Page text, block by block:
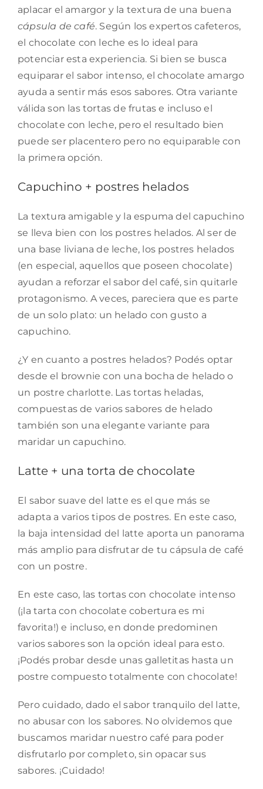
aplacar el amargor y la textura de una buena
cápsula de café. Según los expertos cafeteros,
el chocolate con leche es lo ideal para
potenciar esta experiencia. Si bien se busca
equiparar el sabor intenso, el chocolate amargo
ayuda a sentir más esos sabores. Otra variante
válida son las tortas de frutas e incluso el
chocolate con leche, pero el resultado bien
puede ser placentero pero no equiparable con
la primera opción.
Capuchino + postres helados
La textura amigable y la espuma del capuchino
se lleva bien con los postres helados. Al ser de
una base liviana de leche, los postres helados
(en especial, aquellos que poseen chocolate)
ayudan a reforzar el sabor del café, sin quitarle
protagonismo. A veces, pareciera que es parte
de un solo plato: un helado con gusto a
capuchino.
¿Y en cuanto a postres helados? Podés optar
desde el brownie con una bocha de helado o
un postre charlotte. Las tortas heladas,
compuestas de varios sabores de helado
también son una elegante variante para
maridar un capuchino.
Latte + una torta de chocolate
El sabor suave del latte es el que más se
adapta a varios tipos de postres. En este caso,
la baja intensidad del latte aporta un panorama
más amplio para disfrutar de tu cápsula de café
con un postre.
En este caso, las tortas con chocolate intenso
(¡la tarta con chocolate cobertura es mi
favorita!) e incluso, en donde predominen
varios sabores son la opción ideal para esto.
¡Podés probar desde unas galletitas hasta un
postre compuesto totalmente con chocolate!
Pero cuidado, dado el sabor tranquilo del latte,
no abusar con los sabores. No olvidemos que
buscamos maridar nuestro café para poder
disfrutarlo por completo, sin opacar sus
sabores. ¡Cuidado!